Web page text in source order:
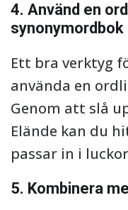
4. Använd en
synonymordbok
Ett bra verktyg
använda en
Genom att slå
Elände kan du
passar in i
5. Kombinera